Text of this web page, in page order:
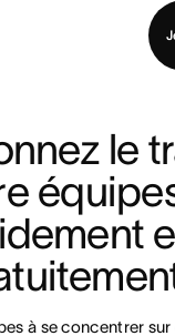
le service
le
à se concentrer